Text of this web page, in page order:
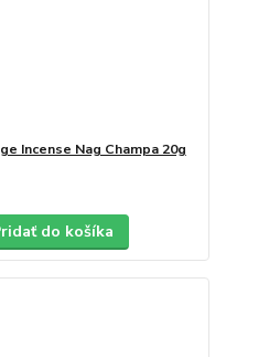
Incense Nag Champa 20g
do košíka